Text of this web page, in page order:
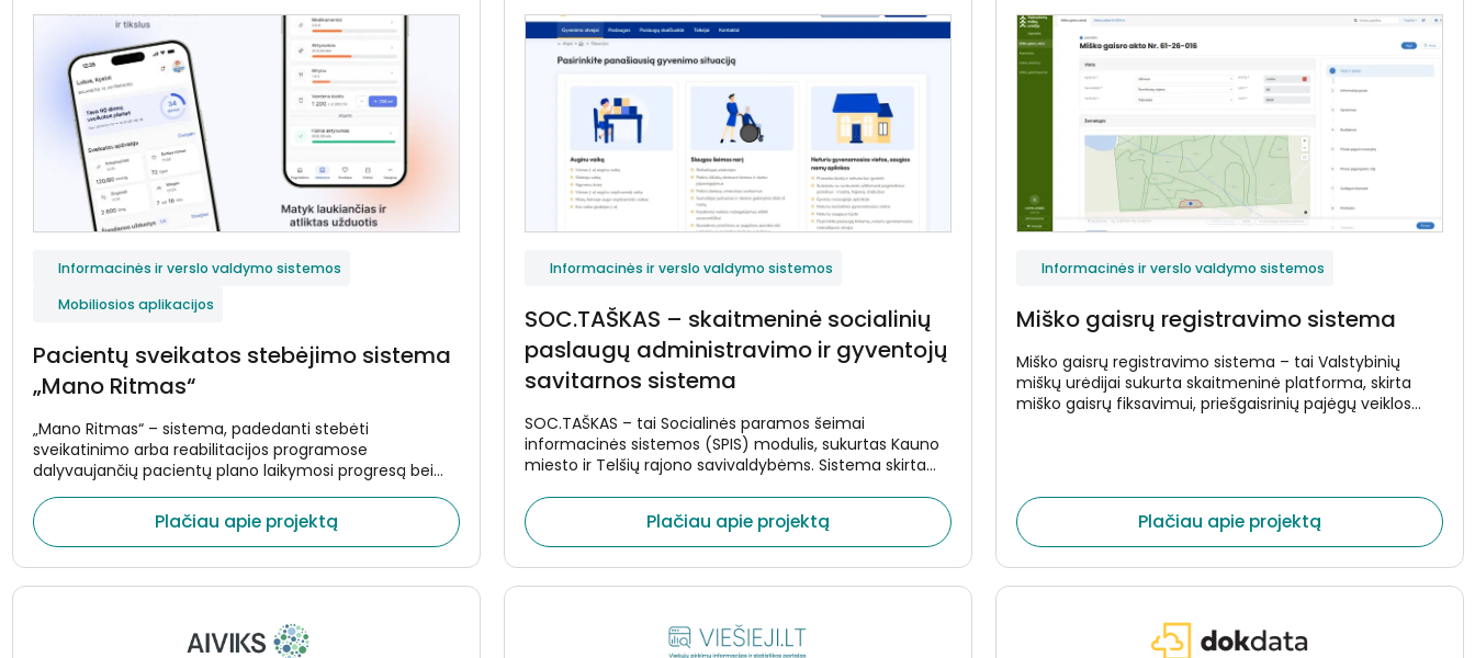
Informacinės ir verslo valdymo sistemos
Mobiliosios aplikacijos
Pacientų sveikatos stebėjimo sistema
„Mano Ritmas“
„Mano Ritmas“ – sistema, padedanti stebėti
sveikatinimo arba reabilitacijos programose
dalyvaujančių pacientų plano laikymosi progresą bei
programėlė primina apie plano tikslus bei užduotis,
surenka duomenis iš nešiojamųjų įrenginių bei
medicininių prietaisų ir perduoda šią informaciją į
gydytojams skirtą sistemą realiuoju laiku.
Plačiau apie projektą
Informacinės ir verslo valdymo sistemos
SOC.TAŠKAS – skaitmeninė socialinių
paslaugų administravimo ir gyventojų
savitarnos sistema
SOC.TAŠKAS – tai Socialinės paramos šeimai
informacinės sistemos (SPIS) modulis, sukurtas Kauno
miesto ir Telšių rajono savivaldybėms. Sistema skirta
gyventojų savitarnai ir efektyviam socialinių paslaugų
teikimo procesų valdymui.Plačiau apie projektą
Informacinės ir verslo valdymo sistemos
Miško gaisrų registravimo sistema
Miško gaisrų registravimo sistema – tai Valstybinių
miškų urėdijai sukurta skaitmeninė platforma, skirta
miško gaisrų fiksavimui, priešgaisrinių pajėgų veiklos
patikimą informacijos atvaizdavimą.
Plačiau apie projektą